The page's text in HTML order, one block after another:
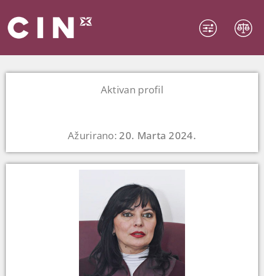
Aktivan profil
Ažurirano:20. Marta 2024.